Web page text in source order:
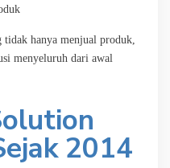
hanya menjual produk,
menyeluruh dari awal
2014